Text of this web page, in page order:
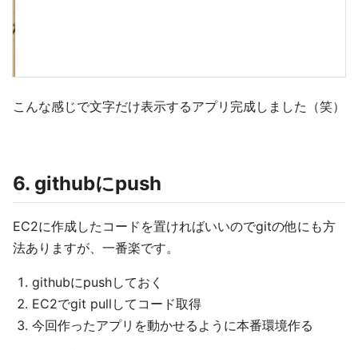
こんな感じで文字だけ表示するアプリ完成しました（笑）
6. githubにpush
EC2に作成したコードを置ければいいのでgitの他にも方
法ありますが、一番楽です。
githubにpushしておく
EC2でgit pullしてコード取得
今回作ったアプリを動かせるように本番環境作る